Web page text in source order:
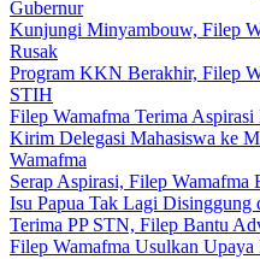
Gubernur
Kunjungi Minyambouw, Filep
Rusak
Program KKN Berakhir, Filep
STIH
Filep Wamafma Terima Aspirasi
Kirim Delegasi Mahasiswa ke
Wamafma
Serap Aspirasi, Filep Wamafma
Isu Papua Tak Lagi
Terima PP STN, Filep Bantu
Filep Wamafma Usulkan